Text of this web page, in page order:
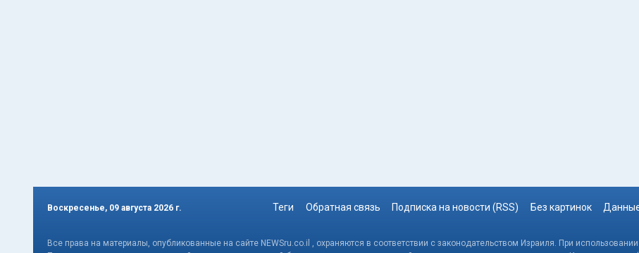
Воскресенье, 09 августа 2026 г. Теги Обратная связь Подписка на новости (RSS) Без картинок
Все права на материалы, опубликованные на сайте NEWSru.co.il , охраняются в соответствии с законодательством Израиля. При